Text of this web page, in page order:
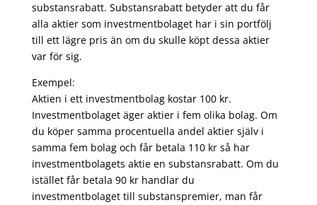
substansrabatt. Substansrabatt betyder att du får
alla aktier som investmentbolaget har i sin portfölj
till ett lägre pris än om du skulle köpt dessa aktier
var för sig.
Exempel:
Aktien i ett investmentbolag kostar 100 kr.
Investmentbolaget äger aktier i fem olika bolag. Om
du köper samma procentuella andel aktier själv i
samma fem bolag och får betala 110 kr så har
investmentbolagets aktie en substansrabatt. Om du
istället får betala 90 kr handlar du
investmentbolaget till substanspremier, man får